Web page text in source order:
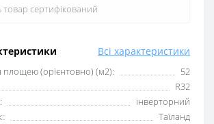
Всі характеристики
(орієнтовно) (м2):
52
R32
інверторний
Таїланд
товар сертифікований